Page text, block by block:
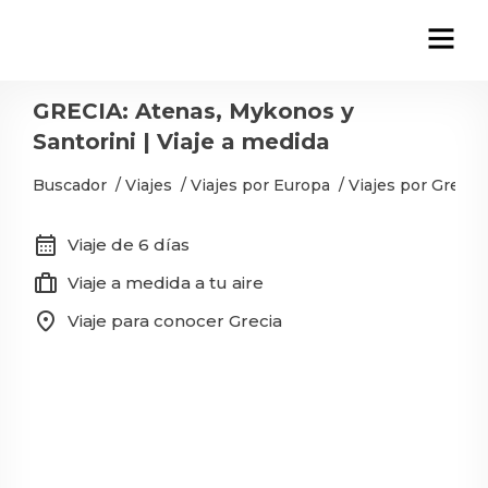
GRECIA: Atenas, Mykonos y
Santorini | Viaje a medida
Buscador / Viajes / Viajes por Europa / Viajes por Grecia
calendar_month Viaje de 6 días
trip Viaje a medida a tu aire
location_on Viaje para conocer Grecia